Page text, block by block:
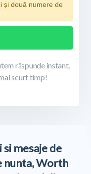
și două numere de
răspunde instant,
scurt timp!
mesaje de
Worth